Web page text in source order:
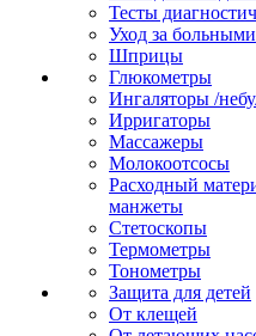
Тесты
Уход за больными
Шприцы
Глюкометры
Ингаляторы /
Ирригаторы
Массажеры
Молокоотсосы
Расходный
манжеты
Стетоскопы
Термометры
Тонометры
Защита для детей
От клещей